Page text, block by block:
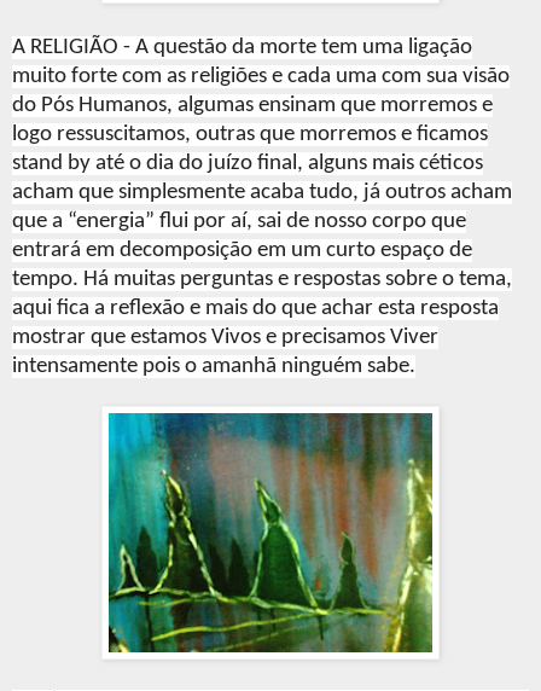
A RELIGIÃO - A questão da morte tem uma ligação
muito forte com as religiões e cada uma com sua visão
do Pós Humanos, algumas ensinam que morremos e
logo ressuscitamos, outras que morremos e ficamos
stand by até o dia do juízo final, alguns mais céticos
acham que simplesmente acaba tudo, já outros acham
que a “energia” flui por aí, sai de nosso corpo que
entrará em decomposição em um curto espaço de
tempo. Há muitas perguntas e respostas sobre o tema,
aqui fica a reflexão e mais do que achar esta resposta
mostrar que estamos Vivos e precisamos Viver
intensamente pois o amanhã ninguém sabe.